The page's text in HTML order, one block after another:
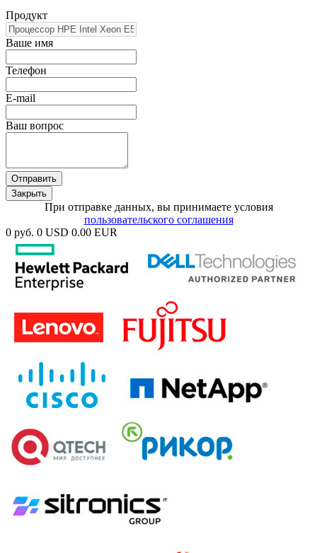
Продукт
Ваше имя
Телефон
E-mail
Ваш вопрос
Отправить
Закрыть
При отправке данных, вы принимаете условия
пользовательского соглашения
0 руб. 0 USD 0.00 EUR